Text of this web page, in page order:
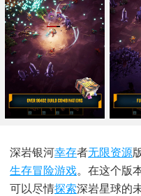
深岩银河幸存者无限资源
生存冒险游戏。在这个版
可以尽情探索深岩星球的